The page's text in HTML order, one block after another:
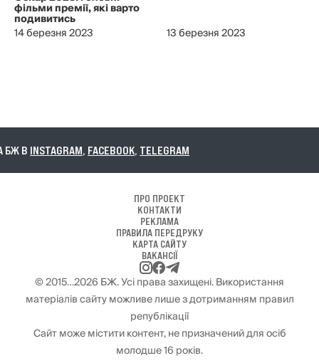
фільми премії, які варто
подивитись
14 березня 2023
13 березня 2023
БЖ ВINSTAGRAM,FACEBOOK,TELEGRAM
ПРО ПРОЕКТ
КОНТАКТИ
РЕКЛАМА
ПРАВИЛА ПЕРЕДРУКУ
КАРТА САЙТУ
ВАКАНСІЇ
© 2015…2026 БЖ. Усі права захищені. Використання
матеріалів сайту можливе лише з дотриманням правил
републікації
Сайт може містити контент, не призначений для осіб
молодше 16 років.